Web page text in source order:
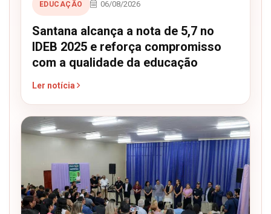
EDUCAÇÃO 06/08/2026
Santana alcança a nota de 5,7 no
IDEB 2025 e reforça compromisso
com a qualidade da educação
Ler notícia